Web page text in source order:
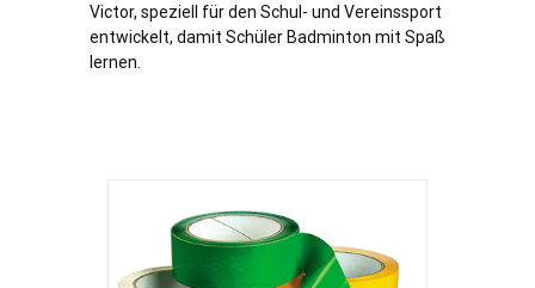
Victor, speziell für den Schul- und Vereinssport
entwickelt, damit Schüler Badminton mit Spaß
lernen.